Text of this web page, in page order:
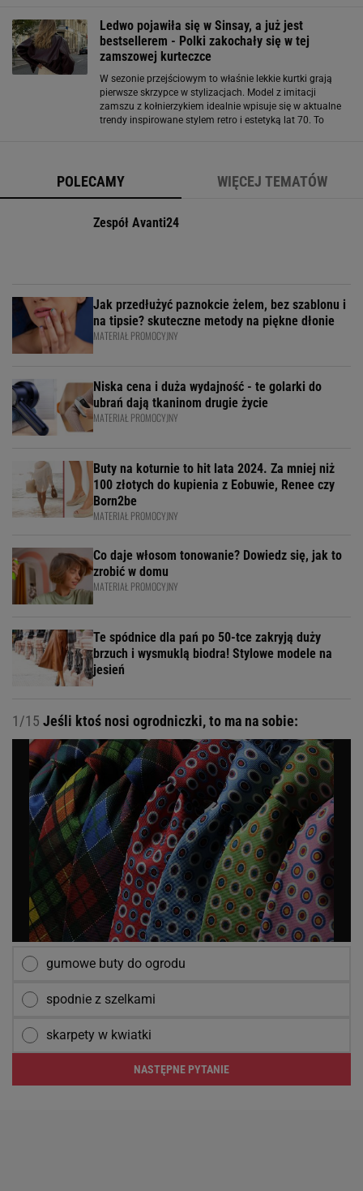
Ledwo pojawiła się w Sinsay, a już jest
bestsellerem - Polki zakochały się w tej
zamszowej kurteczce
W sezonie przejściowym to właśnie lekkie kurtki grają
pierwsze skrzypce w stylizacjach. Model z imitacji
zamszu z kołnierzykiem idealnie wpisuje się w aktualne
trendy inspirowane stylem retro i estetyką lat 70. To
POLECAMY WIĘCEJ TEMATÓW
Zespół Avanti24
Jak przedłużyć paznokcie żelem, bez szablonu i
na tipsie? skuteczne metody na piękne dłonie
MATERIAŁ PROMOCYJNY
Niska cena i duża wydajność - te golarki do
ubrań dają tkaninom drugie życie
MATERIAŁ PROMOCYJNY
Buty na koturnie to hit lata 2024. Za mniej niż
100 złotych do kupienia z Eobuwie, Renee czy
Born2be
MATERIAŁ PROMOCYJNY
Co daje włosom tonowanie? Dowiedz się, jak to
zrobić w domu
MATERIAŁ PROMOCYJNY
Te spódnice dla pań po 50-tce zakryją duży
brzuch i wysmuklą biodra! Stylowe modele na
jesień
1/15 Jeśli ktoś nosi ogrodniczki, to ma na sobie:
gumowe buty do ogrodu
spodnie z szelkami
skarpety w kwiatki
NASTĘPNE PYTANIE